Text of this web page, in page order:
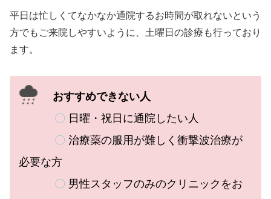
平日は忙しくてなかなか通院するお時間が取れないという
方でもご来院しやすいように、土曜日の診療も行っており
ます。
おすすめできない人
〇 日曜・祝日に通院したい人
〇 治療薬の服用が難しく衝撃波治療が
必要な方
〇 男性スタッフのみのクリニックをお